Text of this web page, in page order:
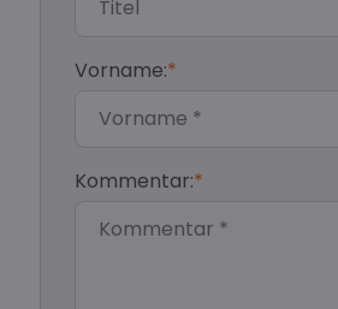
Vorname:*
Kommentar:*